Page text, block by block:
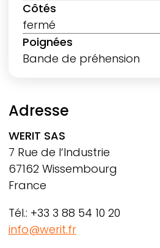
Côtés
fermé
Poignées
Bande de préhension
Adresse
WERIT SAS
7 Rue de l‘Industrie
67162 Wissembourg
France
Tél.: +33 3 88 54 10 20
info@werit.fr